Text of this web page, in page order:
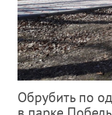
Обрубить по